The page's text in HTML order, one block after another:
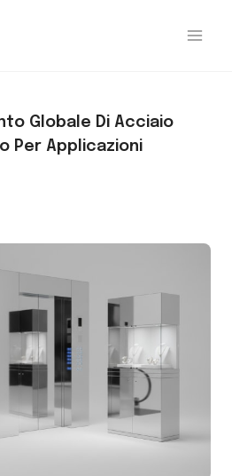
Globale Di Acciaio
Per Applicazioni